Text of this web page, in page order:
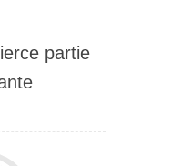
partie